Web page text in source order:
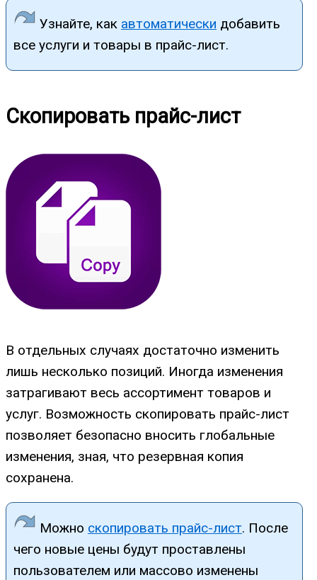
Узнайте, как автоматически добавить
все услуги и товары в прайс-лист.
Скопировать прайс-лист
В отдельных случаях достаточно изменить
лишь несколько позиций. Иногда изменения
затрагивают весь ассортимент товаров и
услуг. Возможность скопировать прайс-лист
позволяет безопасно вносить глобальные
изменения, зная, что резервная копия
сохранена.
Можно скопировать прайс-лист. После
чего новые цены будут проставлены
пользователем или массово изменены